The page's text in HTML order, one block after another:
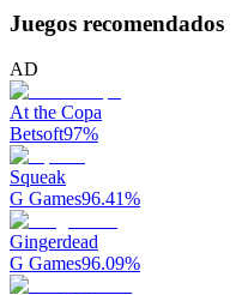
Juegos recomendados
AD
At the Copa
Betsoft97%
Squeak
G Games96.41%
Gingerdead
G Games96.09%